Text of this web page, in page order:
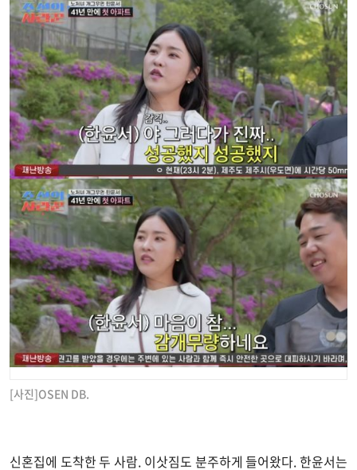
[사진]OSEN DB.
신혼집에 도착한 두 사람. 이삿짐도 분주하게 들어왔다. 한윤서는